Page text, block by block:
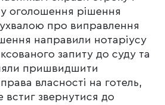
оголошення рішення
ухвалою про виправлення
направили нотаріусу
запиту до суду та
пришвидшити
власності на готель,
звернутися до